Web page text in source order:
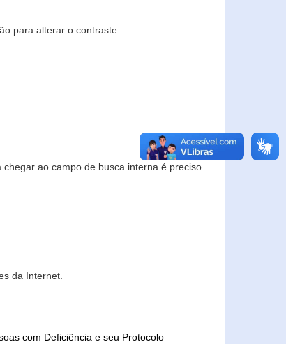
para alterar o contraste.
ao campo de busca interna é preciso
da Internet.
com Deficiência e seu Protocolo